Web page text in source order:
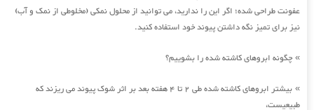
عفونت طراحی شده؛ اگر این را ندارید، می توانید از محلول نمکی (مخلوطی از نمک و آب)
نیز برای تمیز نگه داشتن پیوند خود استفاده کنید.
» چگونه ابروهای کاشته شده را بشوییم؟
»
بیشتر ابروهای کاشته شده طی 2 تا 4 هفته بعد بر اثر شوک پیوند می ریزند که
طبیعیست،